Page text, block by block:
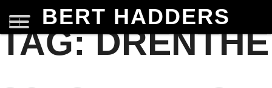
BERT HADDERS
TAG:DRENTHE